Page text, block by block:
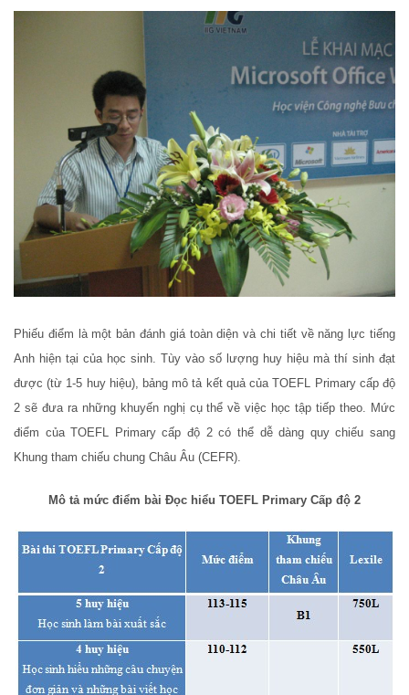
Phiếu điểm là một bản đánh giá toàn diện và chi tiết về năng lực tiếng
Anh hiện tại của học sinh. Tùy vào số lượng huy hiệu mà thí sinh đạt
được (từ 1-5 huy hiệu), bảng mô tả kết quả của TOEFL Primary cấp độ
2 sẽ đưa ra những khuyến nghị cụ thể về việc học tập tiếp theo. Mức
điểm của TOEFL Primary cấp độ 2 có thể dễ dàng quy chiếu sang
Khung tham chiếu chung Châu Âu (CEFR).
Mô tả mức điểm bài Đọc hiểu TOEFL Primary Cấp độ 2